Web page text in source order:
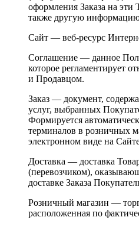
оформления Заказа на эти
также другую
Сайт — веб-ресурс
Соглашение — данное
которое регламентирует
и Продавцом.
Заказ — документ,
услуг, выбранных
Формируется
терминалов в розничных
электронном виде на
Доставка — доставка
(перевозчиком),
доставке Заказа
Розничный магазин —
расположенная по